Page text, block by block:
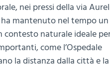
nei pressi della via
ha mantenuto nel tempo un
contesto naturale ideale
come l’Ospedale
la distanza dalla città e la